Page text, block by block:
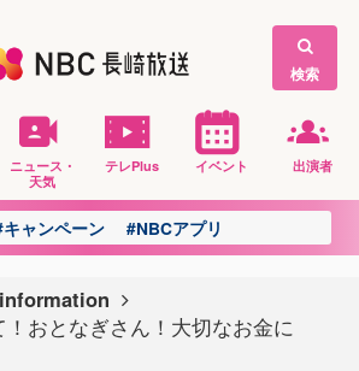
検索
ニュース・
天気
テレPlus イベント 出演者
ャンペーン #NBCアプリ
！おとなぎさん！大切なお金に